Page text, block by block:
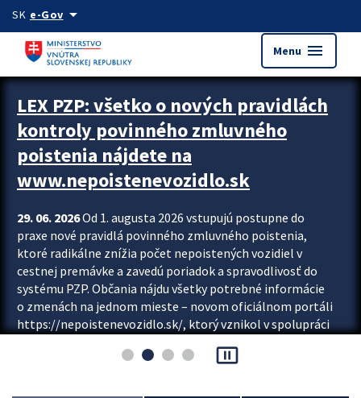
Preskocit na hlavný obsah
SK e-Govarrow_drop_down
Menu menu
Zastavit automatický posun upútavok
LEX PZP: všetko o nových pravidlách
kontroly povinného zmluvného
poistenia nájdete na
www.nepoistenevozidlo.sk
29. 06. 2026Od 1. augusta 2026 vstupujú postupne do
praxe nové pravidlá povinného zmluvného poistenia,
ktoré radikálne znížia počet nepoistených vozidiel v
cestnej premávke a zavedú poriadok a spravodlivosť do
systému PZP. Občania nájdu všetky potrebné informácie
o zmenách na jednom mieste – novom oficiálnom portáli
https://nepoistenevozidlo.sk/, ktorý vznikol v spolupráci
asociácie poisťovní (SLASPO) a Ministerstva vnútra SR.
pause_presentation